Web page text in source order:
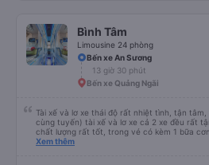
Bình Tâm
Limousine 24 phòng
Bến xe An Sương
13 giờ 30 phút
Bến xe Quảng Ngãi
Tài xế và lơ xe thái độ rất nhiệt tình, tận tâm,
cùng tuyến) tài xế và lơ xe cả 2 xe đều rất
chất lượng rất tốt, trong vé có kèm 1 bữa
trên app 45p, nhưng do bão nên trời mưa rất
Xem thêm